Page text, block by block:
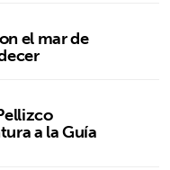
el mar de
a la Guía